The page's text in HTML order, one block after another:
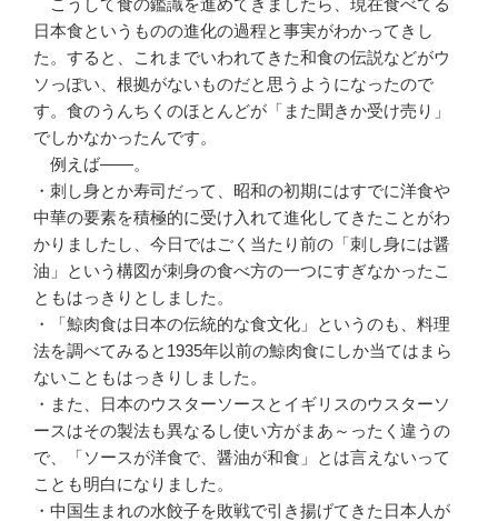
こうして食の鑑識を進めてきましたら、現在食べてる
日本食というものの進化の過程と事実がわかってきし
た。すると、これまでいわれてきた和食の伝説などがウ
ソっぽい、根拠がないものだと思うようになったので
す。食のうんちくのほとんどが「また聞きか受け売り」
でしかなかったんです。
例えば――。
・刺し身とか寿司だって、昭和の初期にはすでに洋食や
中華の要素を積極的に受け入れて進化してきたことがわ
かりましたし、今日ではごく当たり前の「刺し身には醤
油」という構図が刺身の食べ方の一つにすぎなかったこ
ともはっきりとしました。
・「鯨肉食は日本の伝統的な食文化」というのも、料理
法を調べてみると1935年以前の鯨肉食にしか当てはまら
ないこともはっきりしました。
・また、日本のウスターソースとイギリスのウスターソ
ースはその製法も異なるし使い方がまあ～ったく違うの
で、「ソースが洋食で、醤油が和食」とは言えないって
ことも明白になりました。
・中国生まれの水餃子を敗戦で引き揚げてきた日本人が